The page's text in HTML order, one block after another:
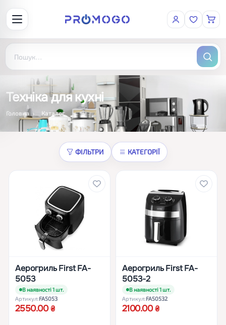
Техніка для кухні
Головна Каталог
ФІЛЬТРИ КАТЕГОРІЇ
Аерогриль First FA-
5053
В наявності 1 шт.
Артикул:FA5053
2550.00
Аерогриль First FA-
5053-2
В наявності 1 шт.
Артикул:FA50532
2100.00